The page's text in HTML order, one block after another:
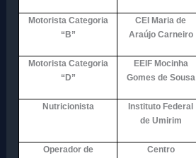
Motorista Categoria
“B”
CEI Maria de
Araújo Carneiro
Motorista Categoria
“D”
EEIF Mocinha
Gomes de Sousa
Nutricionista
Instituto Federal
de Umirim
Operador de
Centro